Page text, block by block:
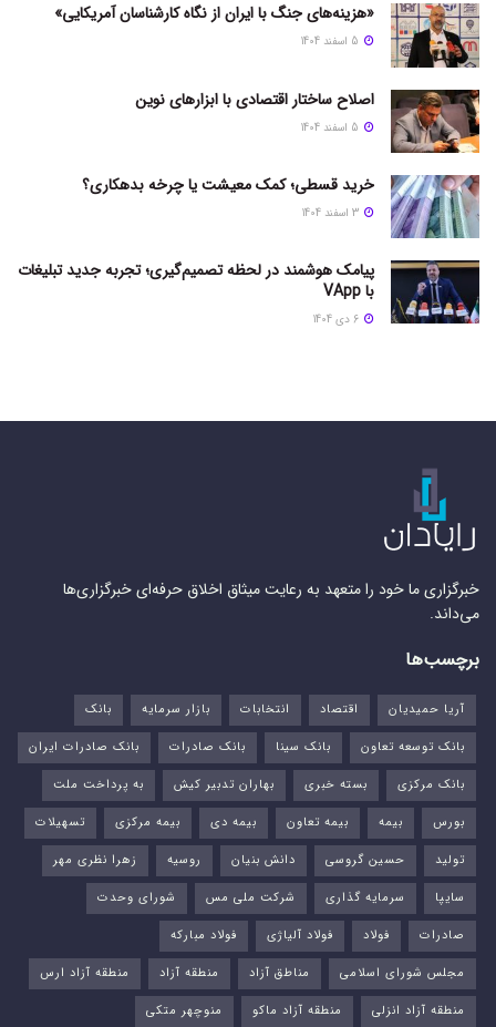
«هزینه‌های جنگ با ایران از نگاه کارشناسان آمریکایی»
اصلاح ساختار اقتصادی با ابزارهای نوین
خرید قسطی؛ کمک معیشت یا چرخه بدهکاری؟
پیامک هوشمند در لحظه تصمیم‌گیری؛ تجربه جدید تبلیغات
با VApp
خبرگزاری ما خود را متعهد به رعایت میثاق اخلاق حرفه‌ای خبرگزاری‌ها
می‌داند.
برچسب‌ها
آریا حمیدیان اقتصاد انتخابات بازار سرمایه
بانک
بانک توسعه تعاون
بانک سینا بانک صادرات
بانک صادرات ایران
بانک مرکزی
بسته خبری بهاران تدبیر کیش
به پرداخت ملت
بورس‌
بیمه بیمه تعاون بیمه دی بیمه مرکزی
تسهیلات
تولید
حسین گروسی دانش بنیان روسیه
زهرا نظری مهر
سایپا
سرمایه گذاری شرکت ملی مس
شورای وحدت
صادرات
فولاد فولاد آلیاژی
فولاد مبارکه
مجلس شورای اسلامی
مناطق آزاد منطقه آزاد
منطقه آزاد ارس
منطقه آزاد انزلی
منطقه آزاد ماکو منوچهر متکی